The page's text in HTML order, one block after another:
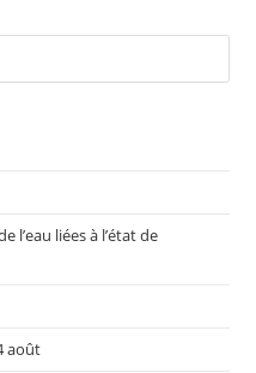
l’eau liées à l’état de
août